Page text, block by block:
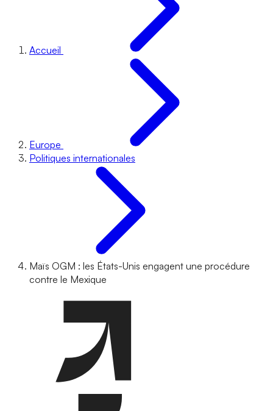
Accueil
Europe
Politiques internationales
Maïs OGM : les États-Unis engagent une procédure
contre le Mexique